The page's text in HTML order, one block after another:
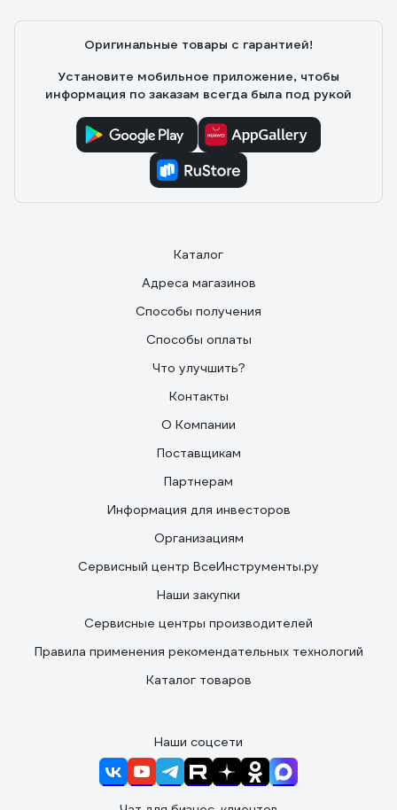
Оригинальные товары с гарантией!
Установите мобильное приложение, чтобы
информация по заказам всегда была под рукой
Каталог
Адреса магазинов
Способы получения
Способы оплаты
Что улучшить?
Контакты
О Компании
Поставщикам
Партнерам
Информация для инвесторов
Организациям
Сервисный центр ВсеИнструменты.ру
Наши закупки
Сервисные центры производителей
Правила применения рекомендательных технологий
Каталог товаров
Наши соцсети